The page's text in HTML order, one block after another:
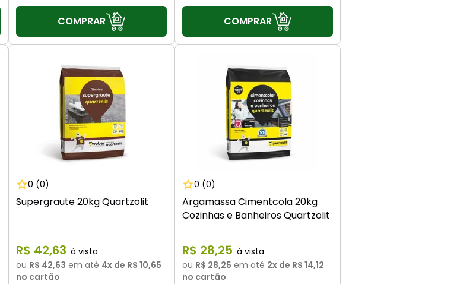
COMPRAR COMPRAR
0 (0)
Supergraute 20kg Quartzolit
R$ 42,63
ou R$ 42,63 em até 4x de R$ 10,65
no cartão
0 (0)
Argamassa Cimentcola 20kg
Cozinhas e Banheiros Quartzolit
R$ 28,25
ou R$ 28,25 em até 2x de R$ 14,12
no cartão